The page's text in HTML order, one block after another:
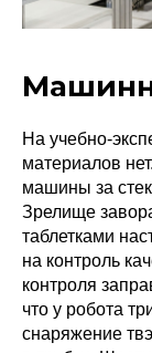
На учебно-
материалов
машины за
Зрелище
таблетками
на контроль
контроля
что у робота
снаряжение